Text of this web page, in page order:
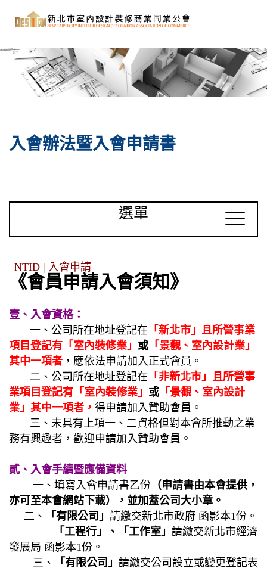
入會辦法暨入會申請書
選單
NTID | 入會申請
《會員申請入會須知》
壹、入會資格：
一、公司所在地址登記在 「 新北市」且所營事業
項目登記有「室內裝修業」 或 「景觀、室內設計業」
其中一項者 ，應依法申請加入正式會員。
二、公司所在地址登記在 「 非新北市」且所營事
業項目登記有「室內裝修業」 或 「景觀、室內設計
業」其中一項者， 得申請加入贊助會員。
三、未具有上項一、二資格但對本會所推動之業
務有興趣者，歡迎申請加入贊助會員。
貳、入會手續暨應備資料
一、填寫入會申請書乙份 （申請書由本會提供，
亦可至本會網站下載），並加蓋公司大小章。
二、
「有限公司」 請繳交新北市政府 函影本1份。
「工程行」、「工作室」 請繳交新北市經濟
發展局 函影本1份。
三、
「有限公司」 請繳交公司設立或變更登記表